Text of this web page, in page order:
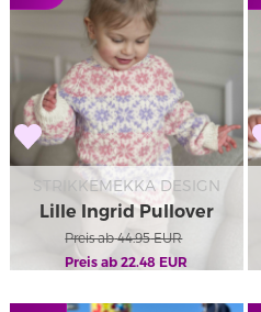
STRIKKEMEKKA DESIGN
Lille Ingrid Pullover
Natur/Helle
Koralle/Lila
Preis ab 44.95EUR
Preis ab 22.48 EUR